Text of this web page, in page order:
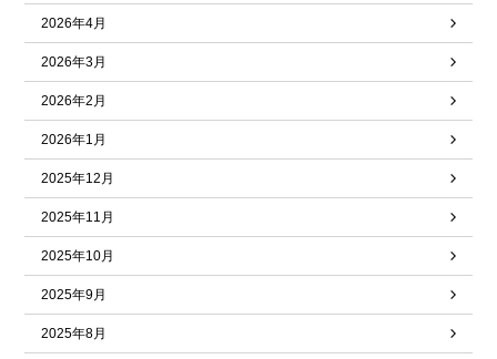
2026年4月
2026年3月
2026年2月
2026年1月
2025年12月
2025年11月
2025年10月
2025年9月
2025年8月